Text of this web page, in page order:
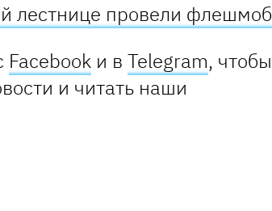
лестнице провели флешмоб
Facebook и в Telegram, чтобы
и читать наши